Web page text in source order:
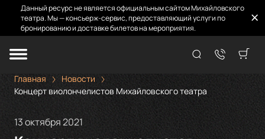
Данный ресурс не является официальным сайтом Михайловского
театра. Мы — консьерж-сервис, предоставляющий услуги по
бронированию и доставке билетов на мероприятия.
Главная
Новости
Концерт виолончелистов Михайловского театра
13 октября 2021